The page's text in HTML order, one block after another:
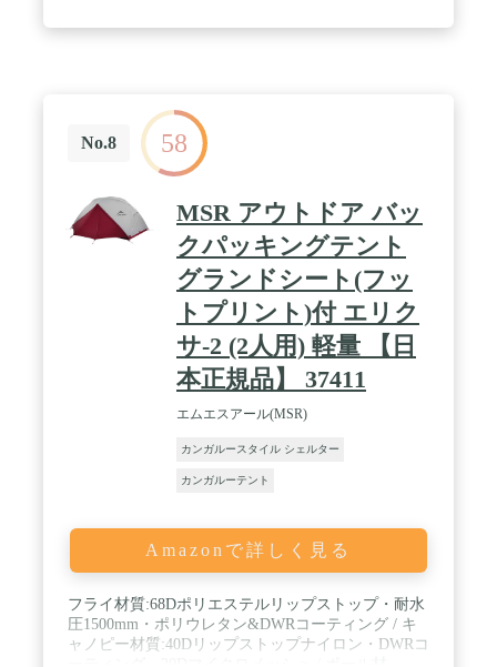
No.8 58
MSR アウトドア バッ
クパッキングテント
グランドシート(フッ
トプリント)付 エリク
サ-2 (2人用) 軽量 【日
本正規品】 37411
エムエスアール(MSR)
カンガルースタイル シェルター
カンガルーテント
Amazonで詳しく見る
フライ材質:68Dポリエステルリップストップ・耐水
圧1500mm・ポリウレタン&DWRコーティング / キ
ャノピー材質:40Dリップストップナイロン・DWRコ